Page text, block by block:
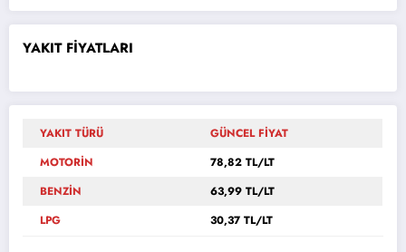
YAKIT FİYATLARI
YAKIT TÜRÜ
GÜNCEL FİYAT
MOTORİN
78,82 TL/LT
BENZİN
63,99 TL/LT
LPG
30,37 TL/LT